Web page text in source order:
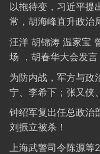
以拖待变，习近平提
常，胡海峰直升政治
汪洋 胡锦涛 温家宝
场 ，胡春华大会发
为防内战，军方与政
宁、李希下；张又侠
钟绍军复出任总政治
刘振立被杀！
上海武警司令陈源